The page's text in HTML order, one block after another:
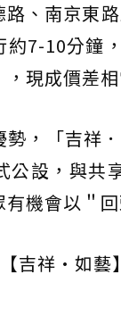
路、南京東
約7-10分鐘
，現成價差
勢，「吉祥
公設，與共
有機會以＂
吉祥•如藝】